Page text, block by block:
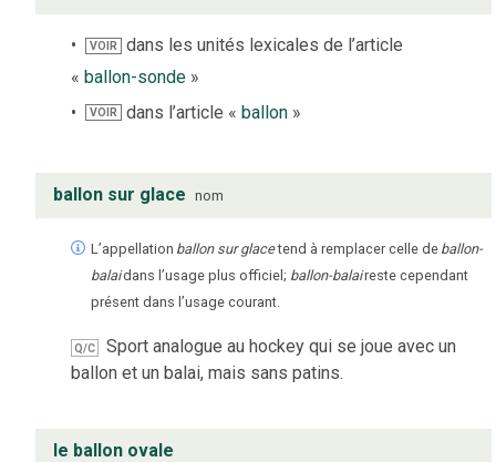
VOIR
dans les unités lexicales de l’article
« ballon-sonde »
VOIR dans l’article «ballon »
ballon sur glace nom
L’appellation ballon sur glacetend à remplacer celle de ballon-
balaidans l’usage plus officiel; ballon-balaireste cependant
présent dans l’usage courant.
Q/C
Sport analogue au hockey qui se joue avec un
ballon et un balai, mais sans patins.
le ballon ovale